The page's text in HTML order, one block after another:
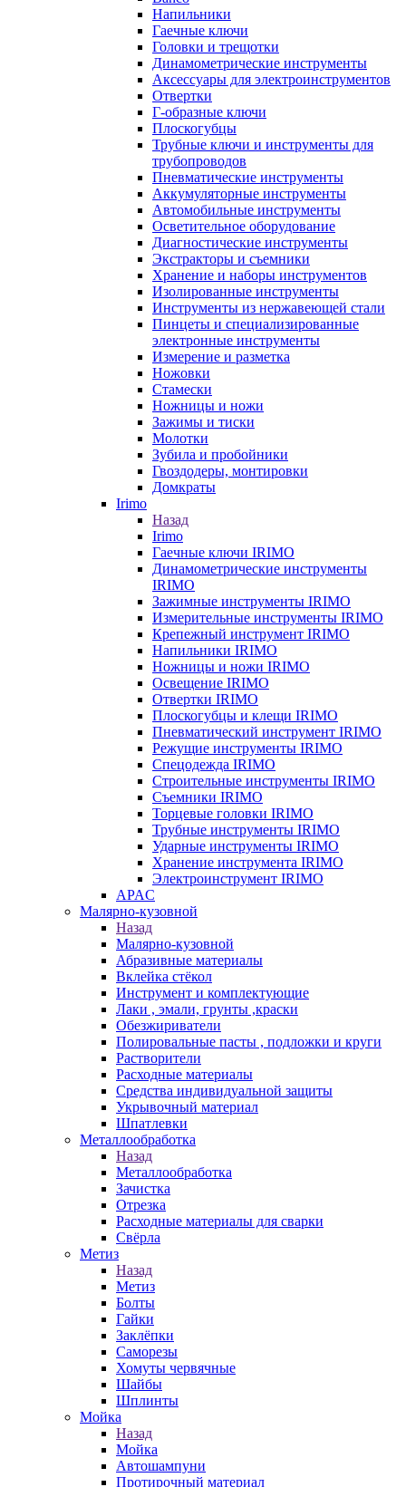
Напильники
Гаечные ключи
Головки и трещотки
Динамометрические инструменты
Аксессуары для электроинструментов
Отвертки
Г-образные ключи
Плоскогубцы
Трубные ключи и инструменты для
трубопроводов
Пневматические инструменты
Аккумуляторные инструменты
Автомобильные инструменты
Осветительное оборудование
Диагностические инструменты
Экстракторы и съемники
Хранение и наборы инструментов
Изолированные инструменты
Инструменты из нержавеющей стали
Пинцеты и специализированные
электронные инструменты
Измерение и разметка
Ножовки
Стамески
Ножницы и ножи
Зажимы и тиски
Молотки
Зубила и пробойники
Гвоздодеры, монтировки
Домкраты
Irimo
Назад
Irimo
Гаечные ключи IRIMO
Динамометрические инструменты
IRIMO
Зажимные инструменты IRIMO
Измерительные инструменты IRIMO
Крепежный инструмент IRIMO
Напильники IRIMO
Ножницы и ножи IRIMO
Освещение IRIMO
Отвертки IRIMO
Плоскогубцы и клещи IRIMO
Пневматический инструмент IRIMO
Режущие инструменты IRIMO
Спецодежда IRIMO
Строительные инструменты IRIMO
Съемники IRIMO
Торцевые головки IRIMO
Трубные инструменты IRIMO
Ударные инструменты IRIMO
Хранение инструмента IRIMO
Электроинструмент IRIMO
APAC
Малярно-кузовной
Назад
Малярно-кузовной
Абразивные материалы
Вклейка стёкол
Инструмент и комплектующие
Лаки , эмали, грунты ,краски
Обезжириватели
Полировальные пасты , подложки и круги
Растворители
Расходные материалы
Средства индивидуальной защиты
Укрывочный материал
Шпатлевки
Металлообработка
Назад
Металлообработка
Зачистка
Отрезка
Расходные материалы для сварки
Свёрла
Метиз
Назад
Метиз
Болты
Гайки
Заклёпки
Саморезы
Хомуты червячные
Шайбы
Шплинты
Мойка
Назад
Мойка
Автошампуни
Протирочный материал